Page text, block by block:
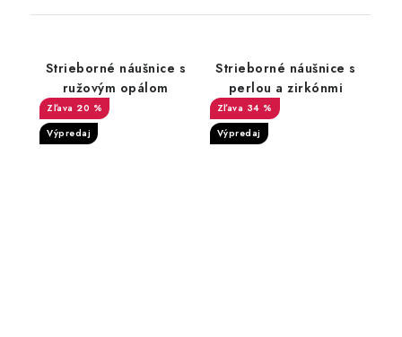
Strieborné náušnice s
ružovým opálom
20 %
Výpredaj
Strieborné náušnice s
perlou a zirkónmi
34 %
Výpredaj